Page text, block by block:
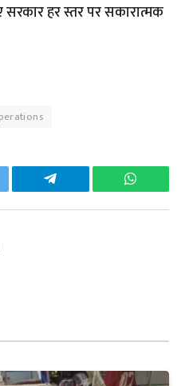
हर स्तर पर सकारात्मक
Telegram